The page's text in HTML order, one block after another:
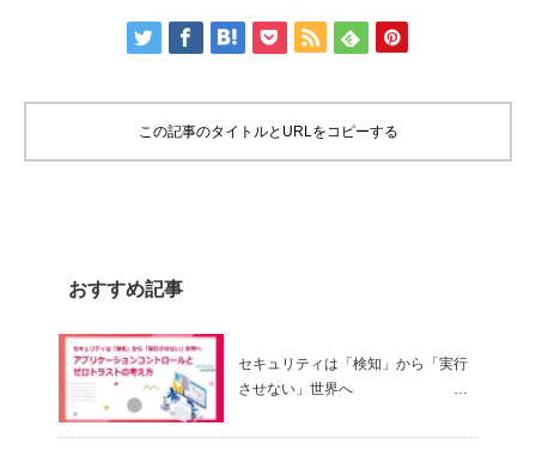
この記事のタイトルとURLをコピーする
おすすめ記事
セキュリティは「検知」から「実行
させない」世界へ
ゼロトラストの考え方